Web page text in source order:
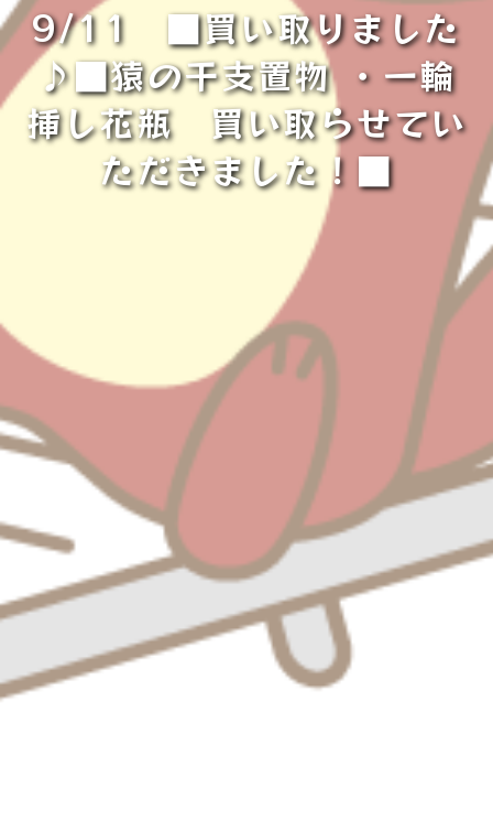
9/11 ■買い取りました
♪■猿の干支置物 ・一輪
挿し花瓶 買い取らせてい
ただきました！■